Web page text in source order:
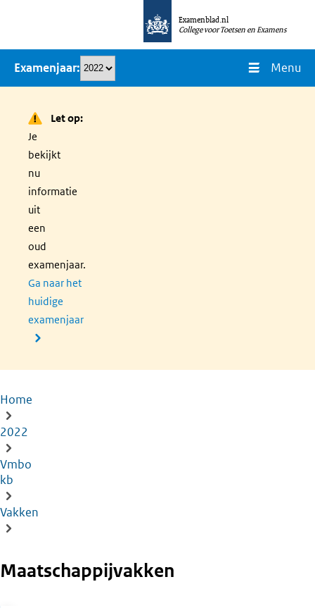
naar
inhoud
Examenblad.nl
College voor Toetsen en Examens
Examenjaar Menu
Let op:
Je
bekijkt
nu
informatie
uit
een
oud
examenjaar.
Ga naar het
huidige
examenjaar
Kruimelpad
Home
2022
Vmbo
kb
Vakken
Maatschappijvakken